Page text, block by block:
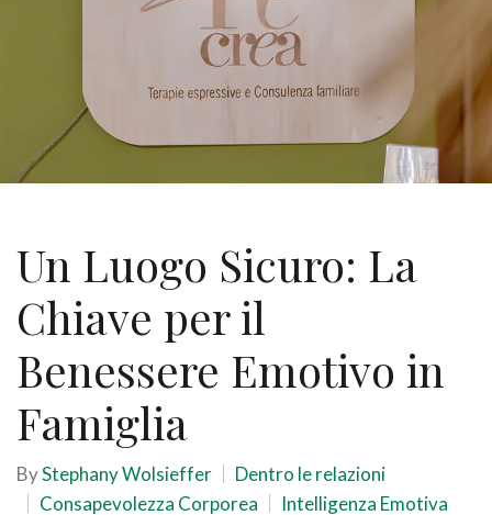
Un Luogo Sicuro: La
Chiave per il
Benessere Emotivo in
Famiglia
ByStephany Wolsieffer
Dentro le relazioni
Consapevolezza Corporea
Intelligenza Emotiva